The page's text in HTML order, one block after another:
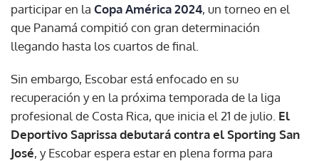
participar en la Copa América 2024, un torneo en el
que Panamá compitió con gran determinación
llegando hasta los cuartos de final.
Sin embargo, Escobar está enfocado en su
recuperación y en la próxima temporada de la liga
profesional de Costa Rica, que inicia el 21 de julio. El
Deportivo Saprissa debutará contra el Sporting San
José, y Escobar espera estar en plena forma para